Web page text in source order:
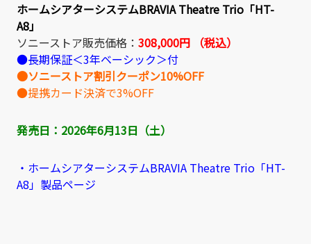
ホームシアターシステムBRAVIA Theatre Trio「HT-
A8」
ソニーストア販売価格： 308,000円 （税込）
●長期保証＜3年ベーシック＞付
●ソニーストア割引クーポン10%OFF
●提携カード決済で3%OFF
発売日： 2026年6月13日（土）
・ホームシアターシステムBRAVIA Theatre Trio「HT-
A8」製品ページ